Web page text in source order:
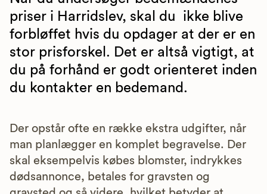
priser i Harridslev, skal du ikke blive
forbløffet hvis du opdager at der er en
stor prisforskel. Det er altså vigtigt, at
du på forhånd er godt orienteret inden
du kontakter en bedemand.
Der opstår ofte en række ekstra udgifter, når
man planlægger en komplet begravelse. Der
skal eksempelvis købes blomster, indrykkes
dødsannonce, betales for gravsten og